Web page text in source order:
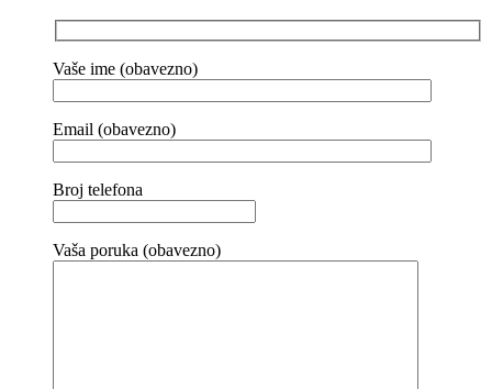
Vaše ime (obavezno)
Email (obavezno)
Broj telefona
Vaša poruka (obavezno)